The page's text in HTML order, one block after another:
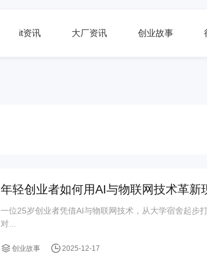
it资讯 大厂资讯 创业故事
年轻创业者如何用AI与物联网技术革新
一位25岁创业者凭借AI与物联网技术，从大学宿舍起步
对...
创业故事 2025-12-17